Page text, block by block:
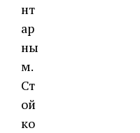
нт
ар
ны
м.
Ст
ой
ко